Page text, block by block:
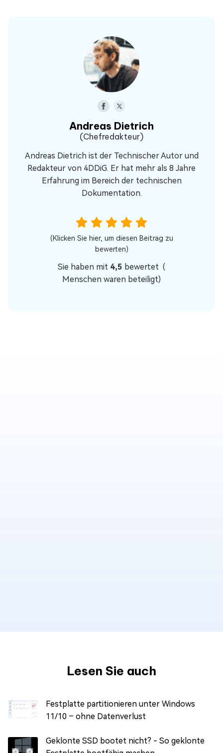
Andreas Dietrich
(Chefredakteur)
Andreas Dietrich ist der Technischer Autor und
Redakteur von 4DDiG. Er hat mehr als 8 Jahre
Erfahrung im Bereich der technischen
Dokumentation.
(Klicken Sie hier, um diesen Beitrag zu
bewerten)
Sie haben mit 4,5 bewertet (
Menschen waren beteiligt)
Lesen Sie auch
Festplatte partitionieren unter Windows
11/10 – ohne Datenverlust
Geklonte SSD bootet nicht? - So geklonte